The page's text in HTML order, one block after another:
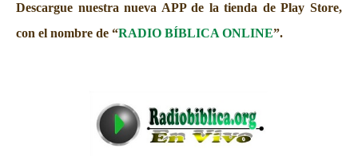
Descargue nuestra nueva APP de la tienda de Play Store,
con el nombre de “RADIO BÍBLICA ONLINE”.